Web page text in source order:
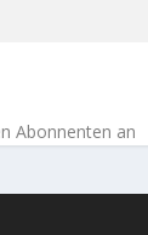
Abonnenten an